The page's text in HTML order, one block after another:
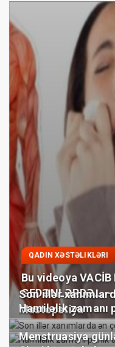
QADIN XƏSTƏLIKLƏRI
Bu videoya
GEDƏNLƏRDƏ… —
Son illər
Mastopatiya
Hamiləlik zamanı
Menstruasiya